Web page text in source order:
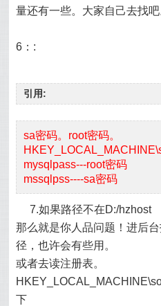
量还有一些。大家自己去找
6：:
引用:
sa密码。root密码。
mysqlpass---root密码
mssqlpss----sa密码
7.如果路径不在D:/hzhost
那么就是你人品问题！进后
径，也许会有些用。
或者去读注册表。
下